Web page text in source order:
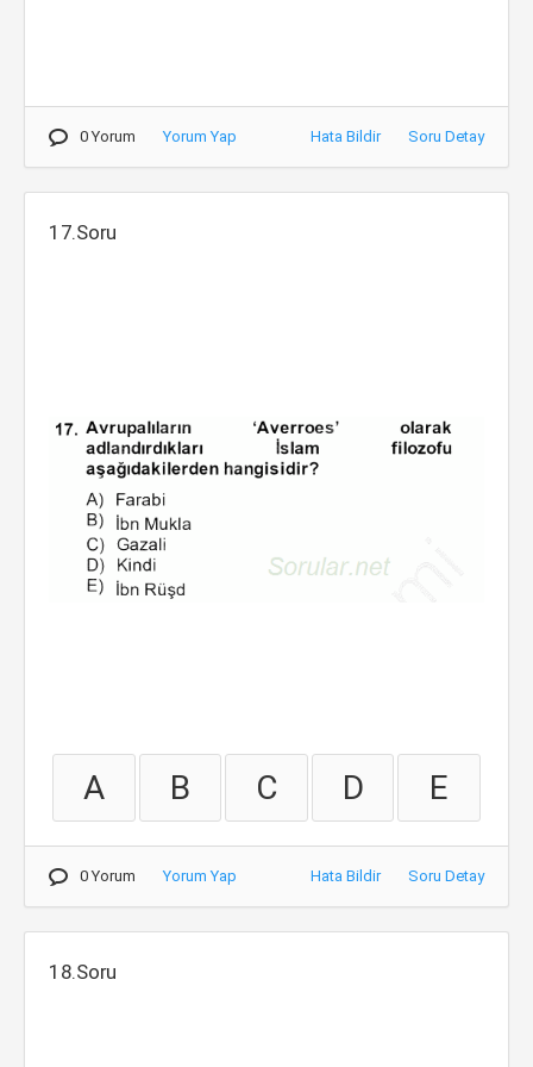
0 Yorum Yorum Yap Hata Bildir Soru Detay
17.Soru
A B C D E
0 Yorum Yorum Yap Hata Bildir Soru Detay
18.Soru